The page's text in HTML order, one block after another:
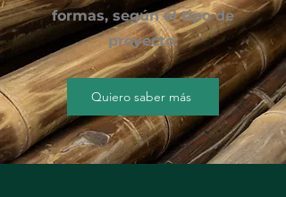
formas, según el tipo de
proyecto:
Quiero saber más